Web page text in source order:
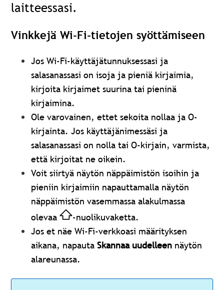
laitteessasi.
Vinkkejä Wi-Fi-tietojen syöttämiseen
Jos Wi-Fi-käyttäjätunnuksessasi ja
salasanassasi on isoja ja pieniä kirjaimia,
kirjoita kirjaimet suurina tai pieninä
kirjaimina.
Ole varovainen, ettet sekoita nollaa ja O-
kirjainta. Jos käyttäjänimessäsi ja
salasanassasi on nolla tai O-kirjain, varmista,
että kirjoitat ne oikein.
Voit siirtyä näytön näppäimistön isoihin ja
pieniin kirjaimiin napauttamalla näytön
näppäimistön vasemmassa alakulmassa
olevaa
-nuolikuvaketta.
Jos et näe Wi-Fi-verkkoasi määrityksen
aikana, napautaSkannaa uudelleen näytön
alareunassa.